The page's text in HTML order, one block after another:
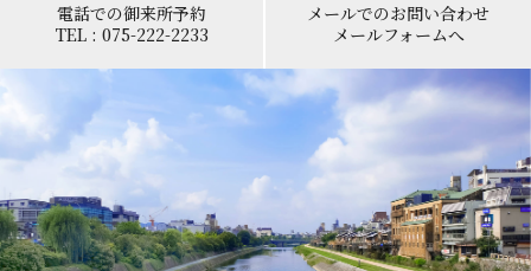
電話での御来所予約
TEL : 075-222-2233
メールでのお問い合わせ
メールフォームへ